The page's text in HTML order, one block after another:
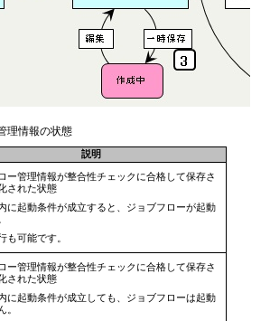
理情報の状態
説明
ー管理情報が整合性チェックに合格して保存さ
された状態
に起動条件が成立すると、ジョブフローが起動
も可能です。
ー管理情報が整合性チェックに合格して保存さ
された状態
に起動条件が成立しても、ジョブフローは起動
。